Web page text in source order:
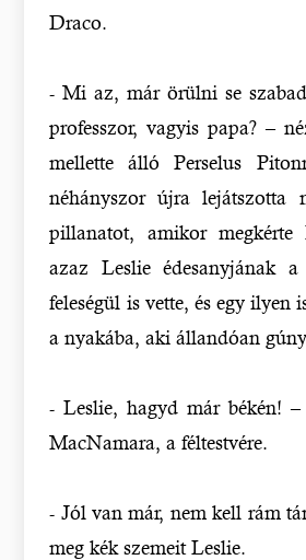
Draco.
- Mi az, már örülni se
professzor, vagyis papa? –
mellette álló Perselus
néhányszor újra lejátszotta
pillanatot, amikor megkérte
azaz Leslie édesanyjának
feleségül is vette, és egy ilyen
a nyakába, aki állandóan
- Leslie, hagyd már békén!
MacNamara, a féltestvére.
- Jól van már, nem kell rám
meg kék szemeit Leslie.